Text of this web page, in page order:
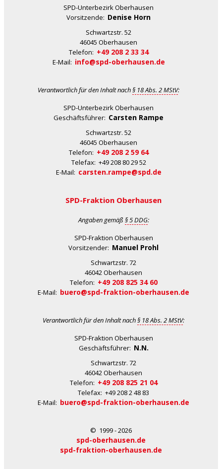
SPD-Unterbezirk Oberhausen
Vorsitzende: Denise Horn
Schwartzstr. 52
46045 Oberhausen
Telefon: +49 208 2 33 34
E-Mail: info@spd-oberhausen.de
Verantwortlich für den Inhalt nach§ 18 Abs. 2 MStV:
SPD-Unterbezirk Oberhausen
Geschäftsführer: Carsten Rampe
Schwartzstr. 52
46045 Oberhausen
Telefon: +49 208 2 59 64
Telefax: +49 208 80 29 52
E-Mail: carsten.rampe@spd.de
SPD-Fraktion Oberhausen
Angaben gemäß § 5 DDG:
SPD-Fraktion Oberhausen
Vorsitzender: Manuel Prohl
Schwartzstr. 72
46042 Oberhausen
Telefon: +49 208 825 34 60
E-Mail: buero@spd-fraktion-oberhausen.de
Verantwortlich für den Inhalt nach§ 18 Abs. 2 MStV:
SPD-Fraktion Oberhausen
Geschäftsführer: N.N.
Schwartzstr. 72
46042 Oberhausen
Telefon: +49 208 825 21 04
Telefax: +49 208 2 48 83
E-Mail: buero@spd-fraktion-oberhausen.de
© 1999 - 2026
spd-oberhausen.de
spd-fraktion-oberhausen.de